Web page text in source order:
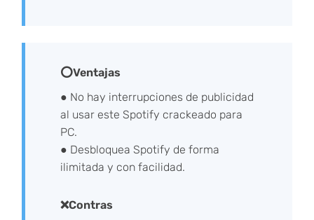
⭕Ventajas
● No hay interrupciones de publicidad
al usar este Spotify crackeado para
PC.
● Desbloquea Spotify de forma
ilimitada y con facilidad.
❌Contras